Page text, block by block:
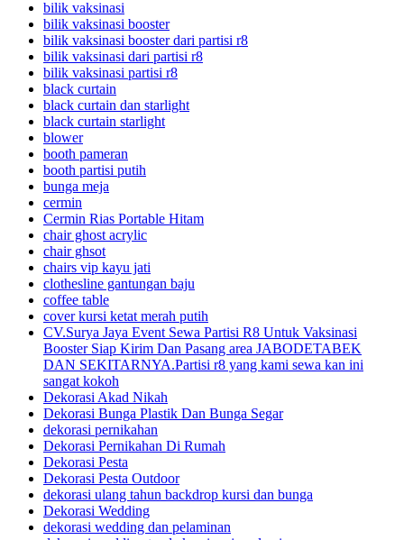
bilik vaksinasi
bilik vaksinasi booster
bilik vaksinasi booster dari partisi r8
bilik vaksinasi dari partisi r8
bilik vaksinasi partisi r8
black curtain
black curtain dan starlight
black curtain starlight
blower
booth pameran
booth partisi putih
bunga meja
cermin
Cermin Rias Portable Hitam
chair ghost acrylic
chair ghsot
chairs vip kayu jati
clothesline gantungan baju
coffee table
cover kursi ketat merah putih
CV.Surya Jaya Event Sewa Partisi R8 Untuk Vaksinasi
Booster Siap Kirim Dan Pasang area JABODETABEK
DAN SEKITARNYA.Partisi r8 yang kami sewa kan ini
sangat kokoh
Dekorasi Akad Nikah
Dekorasi Bunga Plastik Dan Bunga Segar
dekorasi pernikahan
Dekorasi Pernikahan Di Rumah
Dekorasi Pesta
Dekorasi Pesta Outdoor
dekorasi ulang tahun backdrop kursi dan bunga
Dekorasi Wedding
dekorasi wedding dan pelaminan